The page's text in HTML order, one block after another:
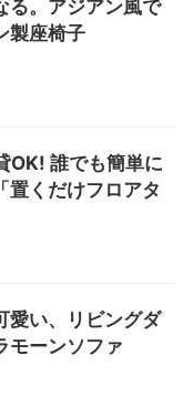
る。アジアン風で
製座椅子
OK! 誰でも簡単に
置くだけフロアタ
愛い、リビングダ
モーンソファ